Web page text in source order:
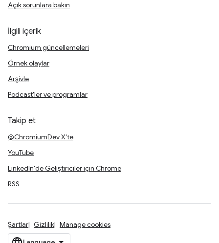
Açık sorunlara bakın
İlgili içerik
Chromium güncellemeleri
Örnek olaylar
Arşivle
Podcast'ler ve programlar
Takip et
@ChromiumDev X'te
YouTube
LinkedIn'de Geliştiriciler için Chrome
RSS
Şartlar Gizlilik Manage cookies